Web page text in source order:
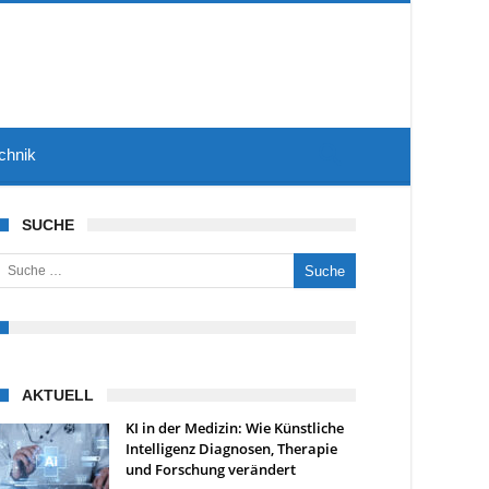
SUCHE
nach:
AKTUELL
KI in der Medizin: Wie Künstliche
Intelligenz Diagnosen, Therapie
und Forschung verändert